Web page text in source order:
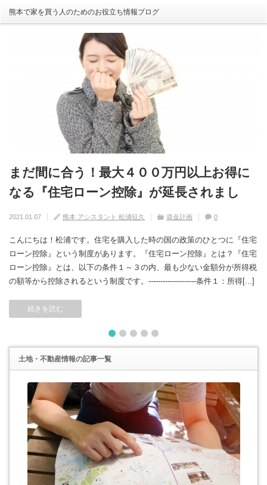
熊本で家を買う人のためのお役立ち情報ブログ
まだ間に合う！最大４００万円以上お得に
なる『住宅ローン控除』が延長されまし
た！
2021.01.07 熊本 アシスタント 松浦征久 資金計画 0
こんにちは！松浦です。住宅を購入した時の国の政策のひとつに『住宅
ローン控除』という制度があります。『住宅ローン控除』とは？『住宅
ローン控除』とは、以下の条件１～３の内、最も少ない金額分が所得税
の額等から控除されるという制度です。--------------------条件１：所得[...]
続きを読む
自分の家がいわゆる『欠陥住宅』ならない
ように気を付けるためには？
2020.09.17 熊本 アシスタント 松浦征久 住宅の豆知識 家づくり
建売住宅と注文住宅の寿命は違う！？
2020.08.29 熊本 アシスタント 松浦征久 住宅の豆知識 家づくり
住宅の中でも熱中症にかかる！？原因や対
策は？
2020.08.27
熊本 アシスタント 松浦征久
【火災保険】万が一の災害や事故の時にど
こまで補償されるの？
2020.07.11 熊本 アシスタント 松浦征久 住宅の豆知識
家づくり
1 2 3 4
土地・不動産情報の記事一覧